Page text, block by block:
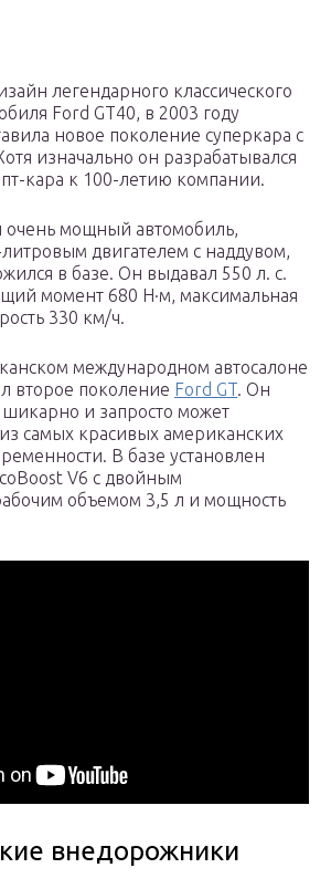
легендарного классического
Ford GT40, в 2003 году
новое поколение суперкара с
изначально он разрабатывался
кара к 100-летию компании.
очень мощный автомобиль,
двигателем с наддувом,
в базе. Он выдавал 550 л. с.
момент 680 Н·м, максимальная
330 км/ч.
международном автосалоне
второе поколение Ford GT. Он
шикарно и запросто может
самых красивых американских
В базе установлен
V6 с двойным
объемом 3,5 л и мощность
внедорожники